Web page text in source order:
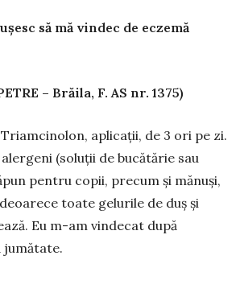
să mă vindec de eczemă
– Brăila, F. AS nr. 1375)
aplicații, de 3 ori pe zi.
(soluții de bucătărie sau
pentru copii, precum și mănuși,
toate gelurile de duș și
Eu m-am vindecat după
jumătate.